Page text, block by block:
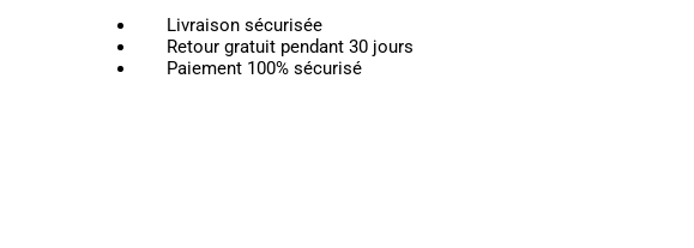
Jade
gris
et
Livraison sécurisée
Retour gratuit pendant 30 jours
Paiement 100% sécurisé